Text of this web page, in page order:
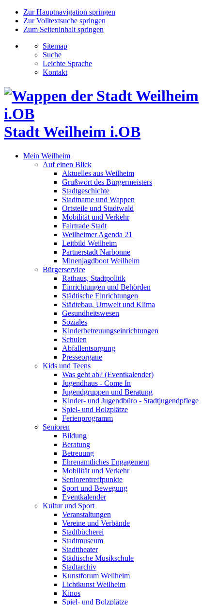
Zur Hauptnavigation springen
Zur Volltextsuche springen
Zum Seiteninhalt springen
Sitemap
Suche
Leichte Sprache
Kontakt
Stadt Weilheim i.OB
Mein Weilheim
Auf einen Blick
Aktuelles aus Weilheim
Grußwort des Bürgermeisters
Stadtgeschichte
Stadtname und Wappen
Ortsteile und Stadtwald
Mobilität und Verkehr
Fairtrade Stadt
Weilheimer Agenda 21
Leitbild Weilheim
Partnerstadt Narbonne
Minenjagdboot Weilheim
Bürgerservice
Rathaus, Stadtpolitik
Einrichtungen und Behörden
Städtische Einrichtungen
Städtebau, Umwelt und Klima
Gesundheitswesen
Soziales
Kinderbetreuungseinrichtungen
Schulen
Abfallentsorgung
Presseorgane
Kids und Teens
Was geht ab? (Eventkalender)
Jugendhaus - Come In
Jugendgruppen und Beratung
Kinder- und Jugendbüro - Stadtjugendpflege
Spiel- und Bolzplätze
Ferienprogramm
Senioren
Bildung
Beratung
Betreuung
Ehrenamtliches Engagement
Mobilität und Verkehr
Seniorentreffpunkte
Sport und Bewegung
Eventkalender
Kultur und Sport
Veranstaltungen
Vereine und Verbände
Stadtbücherei
Stadtmuseum
Stadttheater
Städtische Musikschule
Stadtarchiv
Kunstforum Weilheim
Lichtkunst Weilheim
Kinos
Spiel- und Bolzplätze